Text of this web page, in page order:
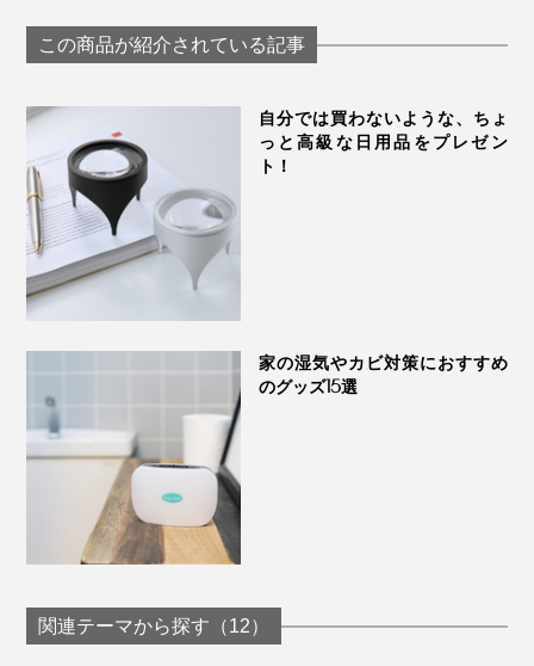
レッグ
｜MAEÉ
この商品が紹介されている記事
自分では買わないような、ちょ
っと高級な日用品をプレゼン
ト！
家の湿気やカビ対策におすすめ
のグッズ15選
関連テーマから探す（12）